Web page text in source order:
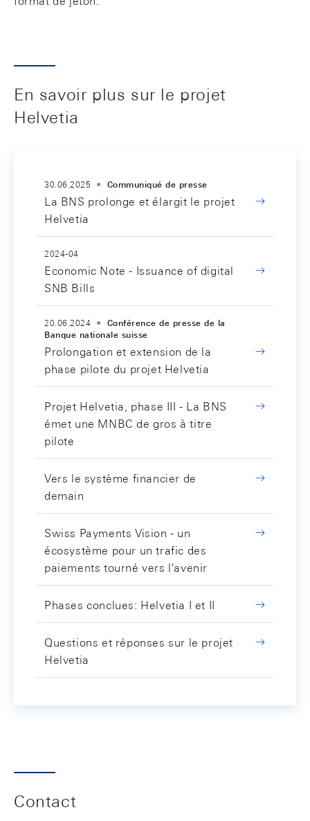
En savoir plus sur le projet
Helvetia
30.06.2025 Communiqué de presse
La BNS prolonge et élargit le projet
Helvetia
2024-04
Economic Note - Issuance of digital
SNB Bills
20.06.2024
Conférence de presse de la
Banque nationale suisse
Prolongation et extension de la
phase pilote du projet Helvetia
Projet Helvetia, phase III - La BNS
émet une MNBC de gros à titre
pilote
Vers le système financier de
demain
Swiss Payments Vision - un
écosystème pour un trafic des
paiements tourné vers l'avenir
Phases conclues: Helvetia I et II
Questions et réponses sur le projet
Helvetia
Contact